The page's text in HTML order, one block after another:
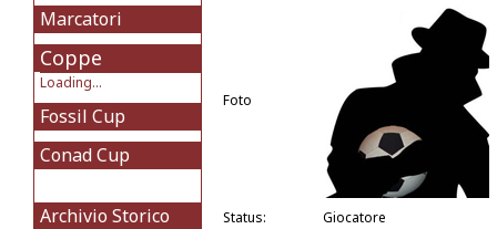
Marcatori
Coppe
Loading...
Fossil Cup
Conad Cup
Archivio Storico
Foto
Status:
Giocatore